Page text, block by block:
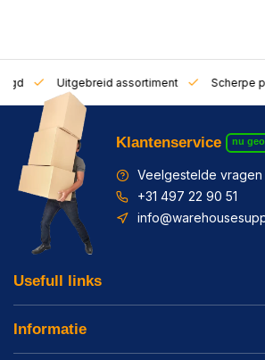
Uitgebreid assortiment Scherpe
Klantenservice nu
Veelgestelde vragen
+31 497 22 90 51
Usefull links
Informatie